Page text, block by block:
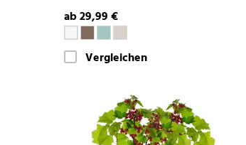
ab 29,99 €
Vergleichen